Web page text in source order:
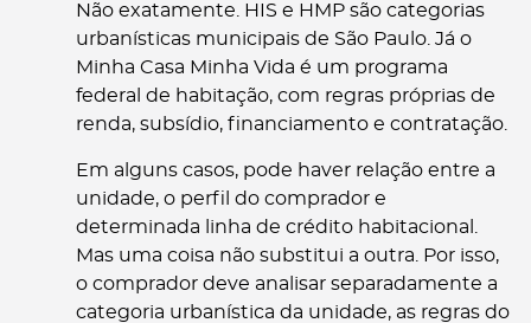
Não exatamente. HIS e HMP são categorias
urbanísticas municipais de São Paulo. Já o
Minha Casa Minha Vida é um programa
federal de habitação, com regras próprias de
renda, subsídio, financiamento e contratação.
Em alguns casos, pode haver relação entre a
unidade, o perfil do comprador e
determinada linha de crédito habitacional.
Mas uma coisa não substitui a outra. Por isso,
o comprador deve analisar separadamente a
categoria urbanística da unidade, as regras do